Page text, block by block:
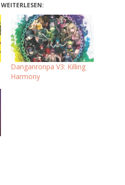
Danganronpa V3: Killing
Harmony